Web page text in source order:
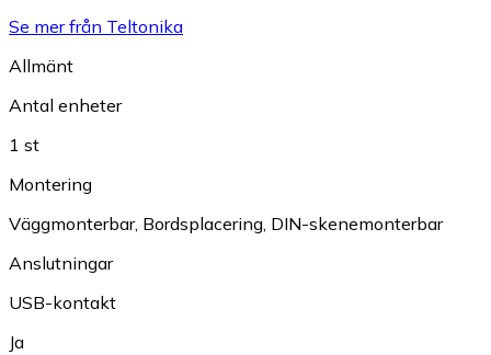
Se mer från Teltonika
Allmänt
Antal enheter
1 st
Montering
Väggmonterbar, Bordsplacering, DIN-skenemonterbar
Anslutningar
USB-kontakt
Ja